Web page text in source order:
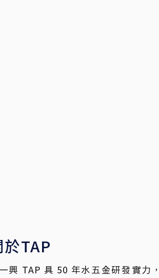
TAP
興 TAP 具 50 年水五金研發實力